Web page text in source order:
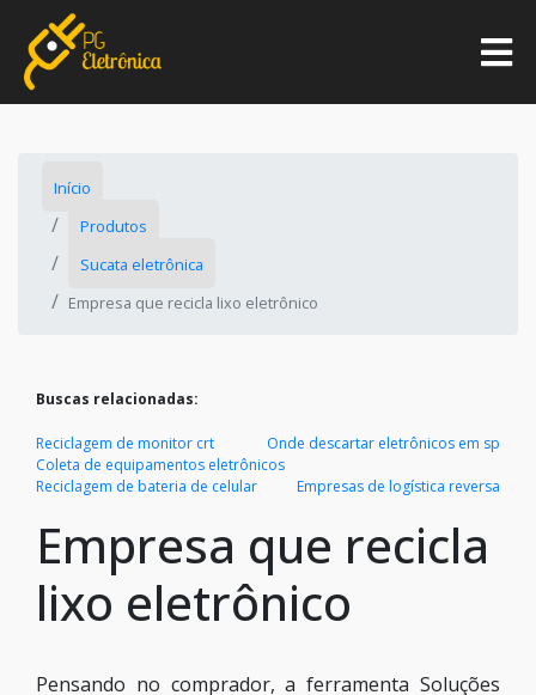
Início
Produtos
Sucata eletrônica
Empresa que recicla lixo eletrônico
Buscas relacionadas:
Reciclagem de monitor crt
Onde descartar eletrônicos em sp
Coleta de equipamentos eletrônicos
Reciclagem de bateria de celular
Empresas de logística reversa
Empresa que recicla
lixo eletrônico
Pensando no comprador, a ferramenta Soluções